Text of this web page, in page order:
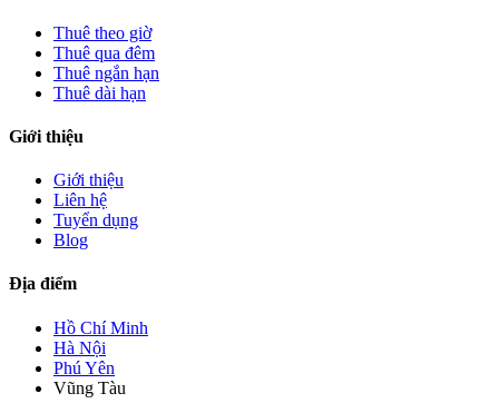
Thuê theo giờ
Thuê qua đêm
Thuê ngắn hạn
Thuê dài hạn
Giới thiệu
Giới thiệu
Liên hệ
Tuyển dụng
Blog
Địa điểm
Hồ Chí Minh
Hà Nội
Phú Yên
Vũng Tàu